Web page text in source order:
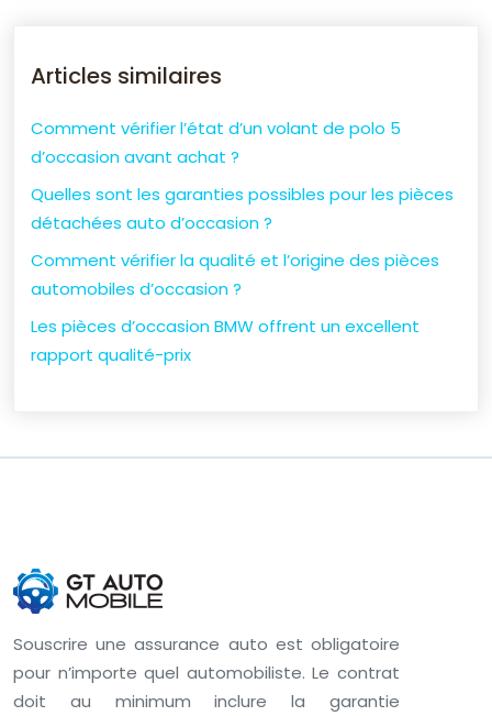
Articles similaires
Comment vérifier l’état d’un volant de polo 5
d’occasion avant achat ?
Quelles sont les garanties possibles pour les pièces
détachées auto d’occasion ?
Comment vérifier la qualité et l’origine des pièces
automobiles d’occasion ?
Les pièces d’occasion BMW offrent un excellent
rapport qualité-prix
Souscrire une assurance auto est obligatoire
pour n’importe quel automobiliste. Le contrat
doit au minimum inclure la garantie